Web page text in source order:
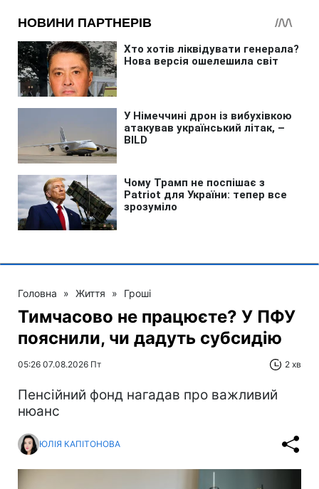
Головна » Життя » Гроші
Тимчасово не працюєте? У ПФУ
пояснили, чи дадуть субсидію
05:26 07.08.2026 Пт 2 хв
Пенсійний фонд нагадав про важливий
нюанс
ЮЛІЯ КАПІТОНОВА